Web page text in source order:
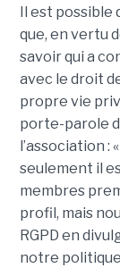
Il est
que, en vertu
savoir qui a
avec le droit
propre vie
porte-parole
l’association
seulement il
membres
profil, mais
RGPD en
notre